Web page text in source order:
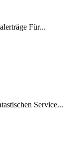
Für...
Service...